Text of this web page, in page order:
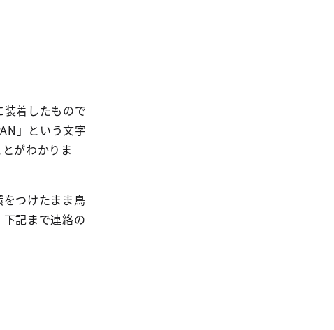
着したもので
」という文字
がわかりま
つけたまま鳥
記まで連絡の